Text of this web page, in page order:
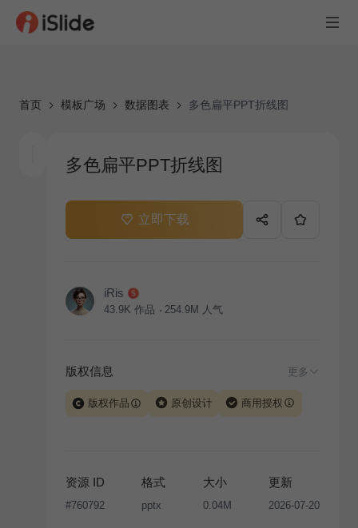
首页 模板广场 数据图表 多色扁平PPT折线图
多色扁平PPT折线图
立即下载
iRis
43.9K 作品 254.9M 人气
版权信息 更多
版权作品 原创设计 商用授权
版权声明
条款，禁止任何形式的转让、出售或出租，未
经投权许可任何人不得擅自转载和分发，否则将接照我
资源 ID
#760792
格式
pptx
大小
0.04M
更新
2026-07-20